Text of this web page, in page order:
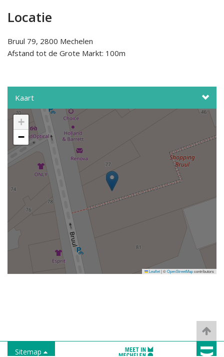
Locatie
Bruul 79, 2800 Mechelen
Afstand tot de Grote Markt: 100m
Kaart
+
−
Leaflet|©OpenStreetMapcontributors
Sitemap